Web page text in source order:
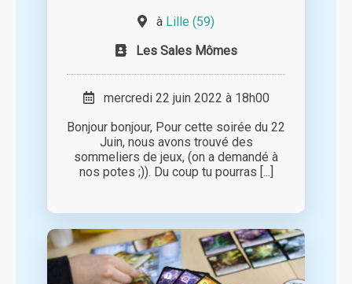
à Lille (59)
Les Sales Mômes
mercredi 22 juin 2022 à 18h00
Bonjour bonjour, Pour cette soirée du 22
Juin, nous avons trouvé des
sommeliers de jeux, (on a demandé à
nos potes ;)). Du coup tu pourras [...]